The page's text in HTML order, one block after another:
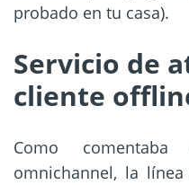
probado en tu casa).
Servicio de
cliente
Como
omnichannel, la